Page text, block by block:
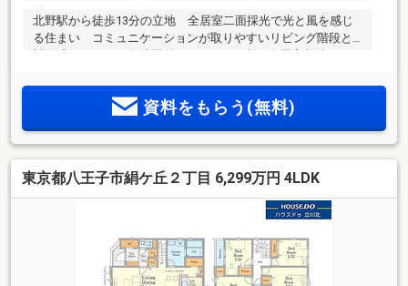
北野駅から徒歩13分の立地 全居室二面採光で光と風を感じ
る住まい コミュニケーションが取りやすいリビング階段と
資料をもらう(無料)
東京都八王子市絹ケ丘２丁目 6,299万円 4LDK